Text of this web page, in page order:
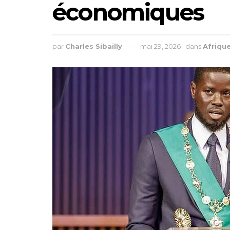
économiques
par Charles Sibailly mai 29, 2026 dans